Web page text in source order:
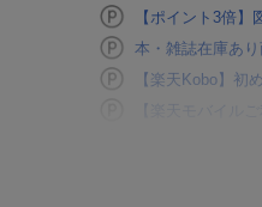
【ポイント3倍
本・雑誌在庫あ
【楽天Kobo】初
【楽天モバイル